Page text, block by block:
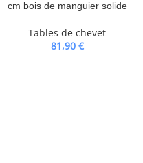
cm bois de manguier solide
Tables de chevet
81,90 €